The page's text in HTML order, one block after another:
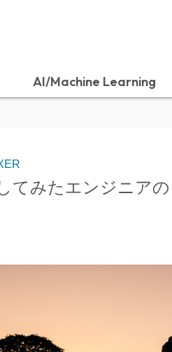
AI/Machine Learning
てみたエンジニア